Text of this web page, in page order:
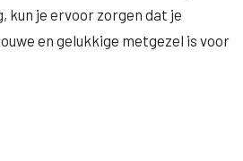
kun je ervoor zorgen dat je
en gelukkige metgezel is voor